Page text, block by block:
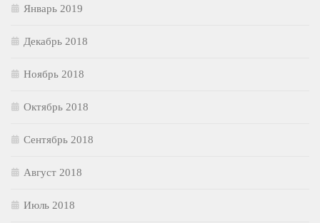
Январь 2019
Декабрь 2018
Ноябрь 2018
Октябрь 2018
Сентябрь 2018
Август 2018
Июль 2018